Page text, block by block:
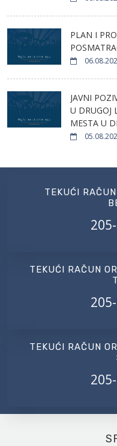
PLAN I
JAVNI
U DRUGOJ
MESTA U
TEKUĆI
TEKUĆI RAČUN
TEKUĆI RAČUN